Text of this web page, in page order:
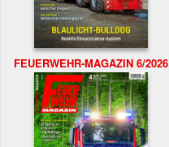
FEUERWEHR-MAGAZIN 6/2026